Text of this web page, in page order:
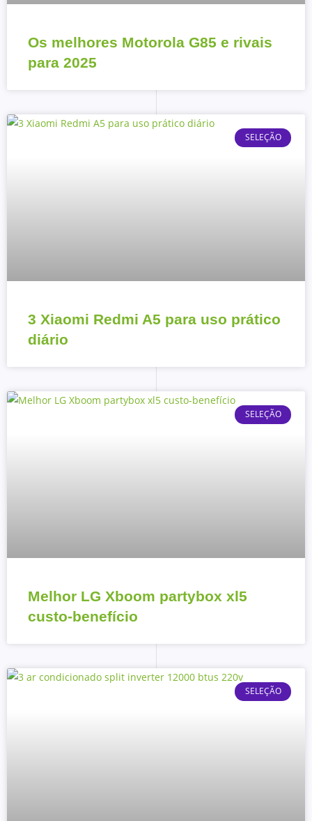
Os melhores Motorola G85 e rivais
para 2025
SELEÇÃO
3 Xiaomi Redmi A5 para uso prático
diário
SELEÇÃO
Melhor LG Xboom partybox xl5
custo-benefício
SELEÇÃO